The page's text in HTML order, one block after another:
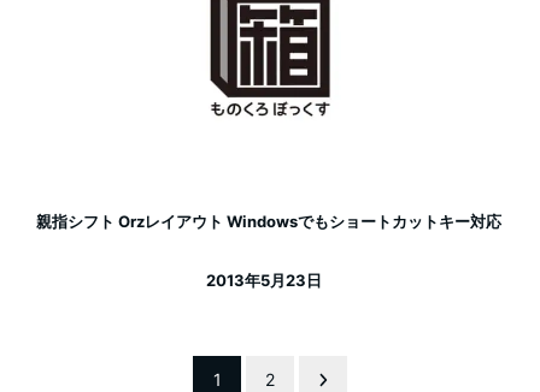
親指シフト Orzレイアウト Windowsでもショートカットキー対応
2013年5月23日
1 2